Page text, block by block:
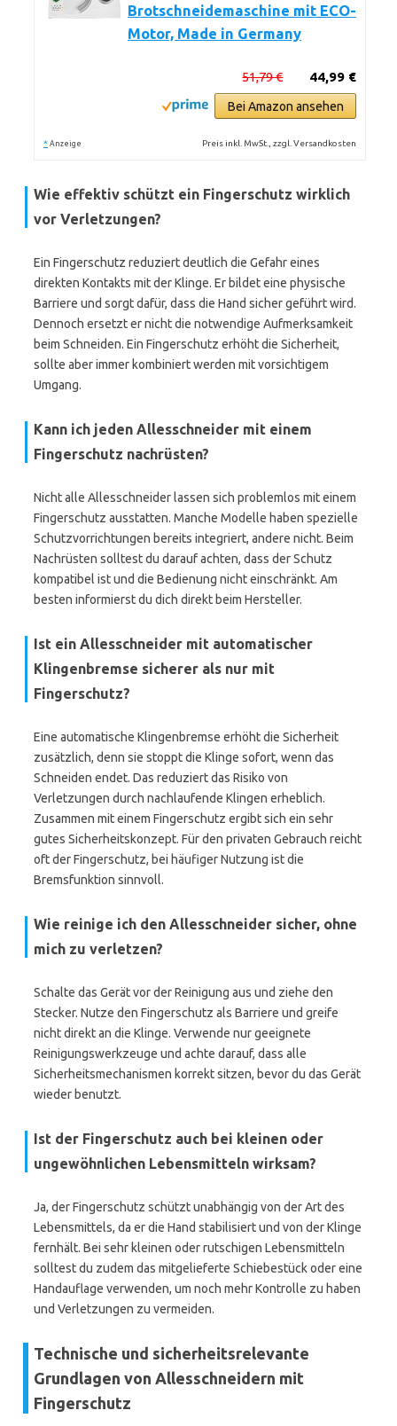
Brotschneidemaschine mit ECO-
Motor, Made in Germany
44,99 €
51,79 €
Bei Amazon ansehen
* Anzeige Preis inkl. MwSt., zzgl. Versandkosten
Wie effektiv schützt ein Fingerschutz wirklich
vor Verletzungen?
Ein Fingerschutz reduziert deutlich die Gefahr eines
direkten Kontakts mit der Klinge. Er bildet eine physische
Barriere und sorgt dafür, dass die Hand sicher geführt wird.
Dennoch ersetzt er nicht die notwendige Aufmerksamkeit
beim Schneiden. Ein Fingerschutz erhöht die Sicherheit,
sollte aber immer kombiniert werden mit vorsichtigem
Umgang.
Kann ich jeden Allesschneider mit einem
Fingerschutz nachrüsten?
Nicht alle Allesschneider lassen sich problemlos mit einem
Fingerschutz ausstatten. Manche Modelle haben spezielle
Schutzvorrichtungen bereits integriert, andere nicht. Beim
Nachrüsten solltest du darauf achten, dass der Schutz
kompatibel ist und die Bedienung nicht einschränkt. Am
besten informierst du dich direkt beim Hersteller.
Ist ein Allesschneider mit automatischer
Klingenbremse sicherer als nur mit
Fingerschutz?
Eine automatische Klingenbremse erhöht die Sicherheit
zusätzlich, denn sie stoppt die Klinge sofort, wenn das
Schneiden endet. Das reduziert das Risiko von
Verletzungen durch nachlaufende Klingen erheblich.
Zusammen mit einem Fingerschutz ergibt sich ein sehr
gutes Sicherheitskonzept. Für den privaten Gebrauch reicht
oft der Fingerschutz, bei häufiger Nutzung ist die
Bremsfunktion sinnvoll.
Wie reinige ich den Allesschneider sicher, ohne
mich zu verletzen?
Schalte das Gerät vor der Reinigung aus und ziehe den
Stecker. Nutze den Fingerschutz als Barriere und greife
nicht direkt an die Klinge. Verwende nur geeignete
Reinigungswerkzeuge und achte darauf, dass alle
Sicherheitsmechanismen korrekt sitzen, bevor du das Gerät
wieder benutzt.
Ist der Fingerschutz auch bei kleinen oder
ungewöhnlichen Lebensmitteln wirksam?
Ja, der Fingerschutz schützt unabhängig von der Art des
Lebensmittels, da er die Hand stabilisiert und von der Klinge
fernhält. Bei sehr kleinen oder rutschigen Lebensmitteln
solltest du zudem das mitgelieferte Schiebestück oder eine
Handauflage verwenden, um noch mehr Kontrolle zu haben
und Verletzungen zu vermeiden.
Technische und sicherheitsrelevante
Grundlagen von Allesschneidern mit
Fingerschutz